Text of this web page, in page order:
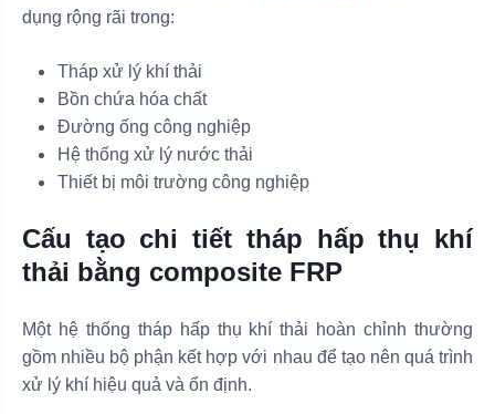
dụng rộng rãi trong:
Tháp xử lý khí thải
Bồn chứa hóa chất
Đường ống công nghiệp
Hệ thống xử lý nước thải
Thiết bị môi trường công nghiệp
Cấu tạo chi tiết tháp hấp thụ khí
thải bằng composite FRP
Một hệ thống tháp hấp thụ khí thải hoàn chỉnh thường
gồm nhiều bộ phận kết hợp với nhau để tạo nên quá trình
xử lý khí hiệu quả và ổn định.